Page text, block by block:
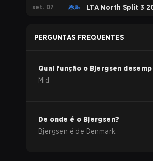
set. 07 LTA North Split 3
PERGUNTAS FREQUENTES
Qual função o Bjergsen
Mid
De onde é o Bjergsen?
Bjergsen é de Denmark